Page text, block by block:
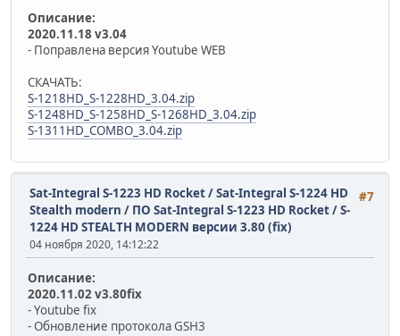
Описание:
2020.11.18 v3.04
- Поправлена версия Youtube WEB
СКАЧАТЬ:
S-1218HD_S-1228HD_3.04.zip
S-1248HD_S-1258HD_S-1268HD_3.04.zip
S-1311HD_COMBO_3.04.zip
#7
Sat-Integral S-1223 HD Rocket / Sat-Integral S-1224 HD
Stealth modern / ПО Sat-Integral S-1223 HD Rocket / S-
1224 HD STEALTH MODERN версии 3.80 (fix)
04 ноября 2020, 14:12:22
Описание:
2020.11.02 v3.80fix
- Youtube fix
- Обновление протокола GSH3